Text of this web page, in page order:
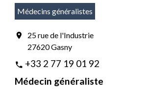
Médecins généralistes
location_on
25 rue de l'Industrie
27620 Gasny
phone +33 2 77 19 01 92
Médecin généraliste